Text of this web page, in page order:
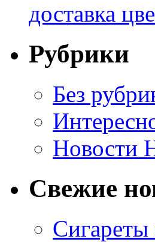
доставка
Рубрики
Без
Новости
Свежие
Сигареты